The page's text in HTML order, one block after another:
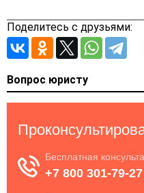
Поделитесь с друзьями:
Вопрос юристу